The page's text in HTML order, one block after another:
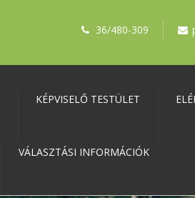
36/480-309
KÉPVISELŐ TESTÜLET
VÁLASZTÁSI INFORMÁCIÓK